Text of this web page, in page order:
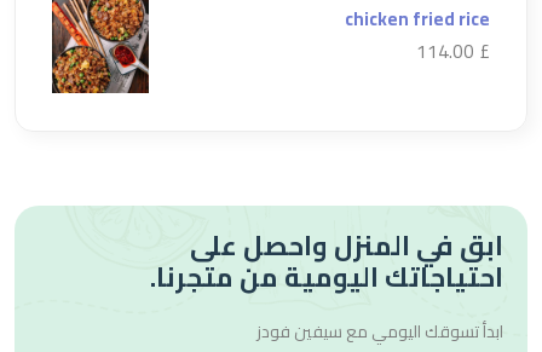
chicken fried rice
£ 114.00
ابق في المنزل واحصل على
احتياجاتك اليومية من متجرنا.
ابدأ تسوقك اليومي معسيفين فودز